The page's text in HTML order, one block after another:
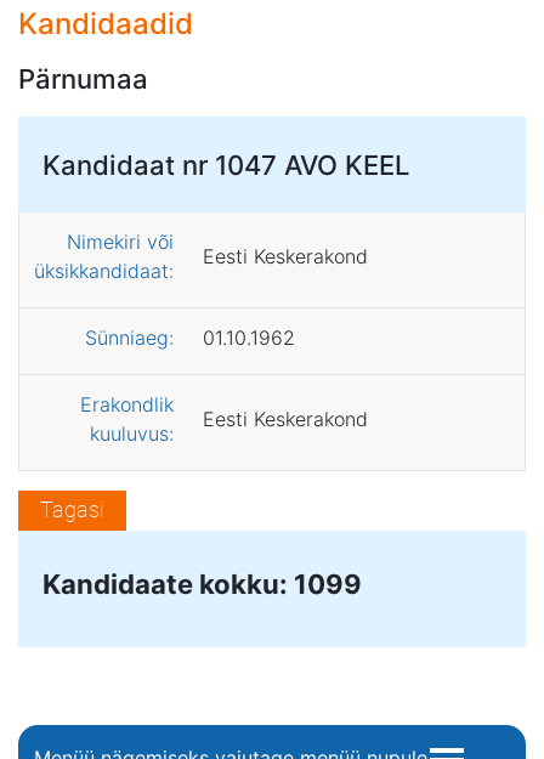
Kandidaadid
Pärnumaa
Kandidaat nr 1047 AVO KEEL
Nimekiri või
üksikkandidaat:
Eesti Keskerakond
Sünniaeg: 01.10.1962
Erakondlik
kuuluvus:
Eesti Keskerakond
Tagasi
Kandidaate kokku: 1099